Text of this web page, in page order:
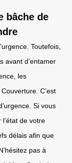
bâche de
Toutefois,
avant d’entamer
les
C’est
Si vous
de votre
délais afin que
pas à